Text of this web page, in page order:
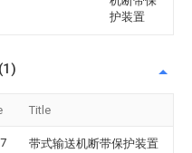
护装置
Title
带式输送机断带保护装置